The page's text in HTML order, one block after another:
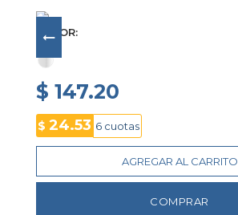
COLOR
$ 147.20
$ 24.53 6 cuotas
AGREGAR AL CARRITO
COMPRAR